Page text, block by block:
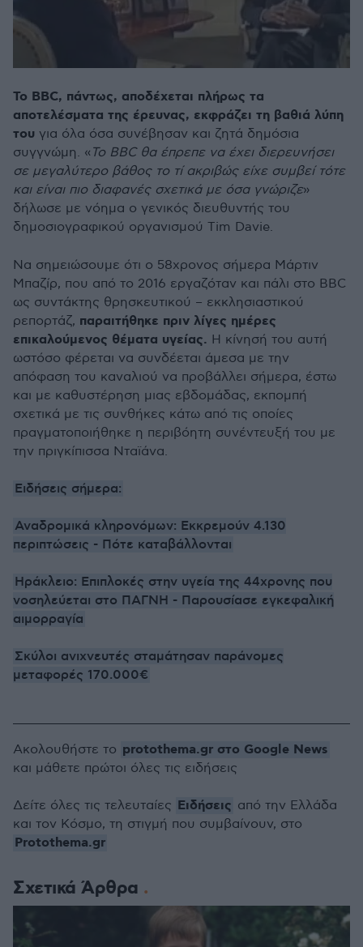
Το BBC, πάντως, αποδέχεται πλήρως τα
αποτελέσματα της έρευνας, εκφράζει τη βαθιά λύπη
του για όλα όσα συνέβησαν και ζητά δημόσια
συγγνώμη. « Το BBC θα έπρεπε να έχει διερευνήσει
σε μεγαλύτερο βάθος το τί ακριβώς είχε συμβεί τότε
και είναι πιο διαφανές σχετικά με όσα γνώριζε»
δήλωσε με νόημα ο γενικός διευθυντής του
δημοσιογραφικού οργανισμού Tim Davie.
Να σημειώσουμε ότι ο 58χρονος σήμερα Μάρτιν
Μπαζίρ, που από το 2016 εργαζόταν και πάλι στο ΒΒC
ως συντάκτης θρησκευτικού – εκκλησιαστικού
ρεπορτάζ, παραιτήθηκε πριν λίγες ημέρες
επικαλούμενος θέματα υγείας. Η κίνησή του αυτή
ωστόσο φέρεται να συνδέεται άμεσα με την
απόφαση του καναλιού να προβάλλει σήμερα, έστω
και με καθυστέρηση μιας εβδομάδας, εκπομπή
σχετικά με τις συνθήκες κάτω από τις οποίες
πραγματοποιήθηκε η περιβόητη συνέντευξή του με
την πριγκίπισσα Νταϊάνα.
Ειδήσεις σήμερα:
Αναδρομικά κληρονόμων: Εκκρεμούν 4.130
περιπτώσεις - Πότε καταβάλλονται
Ηράκλειο: Επιπλοκές στην υγεία της 44χρονης που
νοσηλεύεται στο ΠΑΓΝΗ - Παρουσίασε εγκεφαλική
αιμορραγία
Σκύλοι ανιχνευτές σταμάτησαν παράνομες
μεταφορές 170.000€
Σχετικά Άρθρα
Ακολουθήστε το protothema.gr στο Google News
και μάθετε πρώτοι όλες τις ειδήσεις
Δείτε όλες τις τελευταίες Ειδήσεις από την Ελλάδα
και τον Κόσμο, τη στιγμή που συμβαίνουν, στο
Protothema.gr